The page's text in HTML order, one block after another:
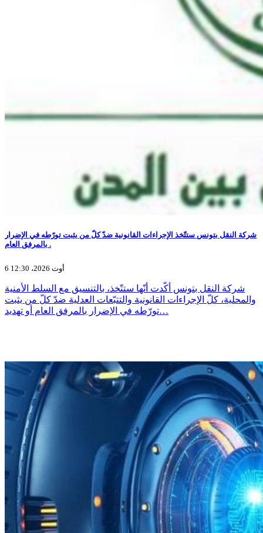
شركة النقل بتونس ستتّخذ الإجراءات القانونية ضدّ كلّ من يثبت تورّطه في الإضرار
بالمرفق العام .
6 أوت 2026، 12:30
شركة النقل بتونس أكّدت أنّها ستتّخذ، بالتنسيق مع السلط الأمنية
والمحلية، كلّ الإجراءات القانونية والتتبّعات العدلية ضدّ كلّ من يثبت
تورّطه في الإضرار بالمرفق العام أو تهديد…